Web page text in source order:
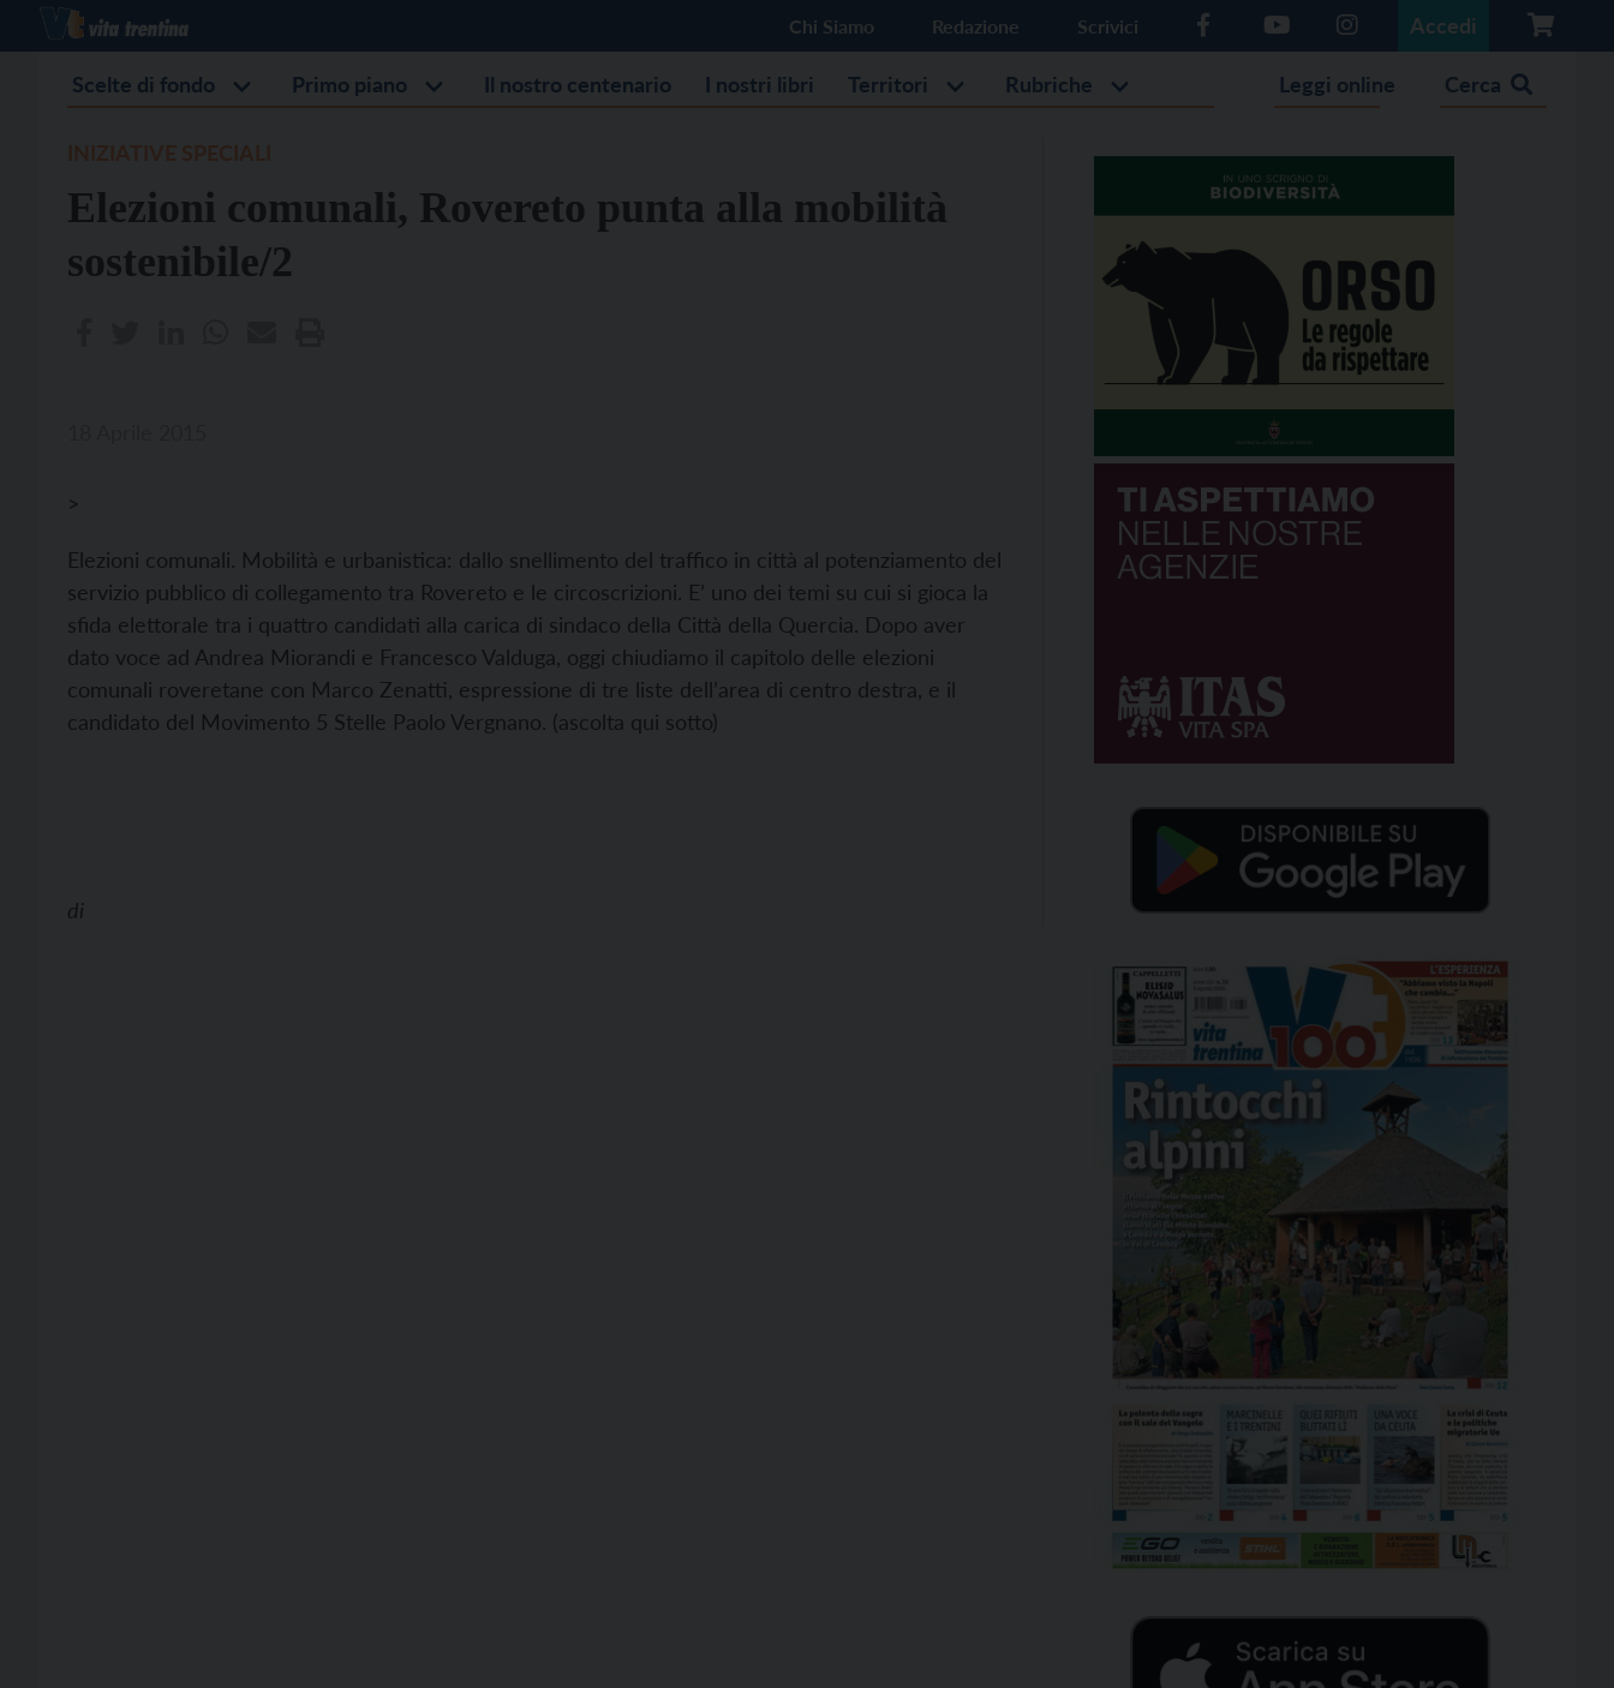
Chi Siamo Redazione Scrivici Accedi
Scelte di fondo Primo piano Il nostro centenario I nostri libri Territori Rubriche Leggi online Cerca
Elezioni comunali, Rovereto punta alla mobilità
sostenibile/2
>
Elezioni comunali. Mobilità e urbanistica: dallo snellimento del traffico in città al potenziamento del
servizio pubblico di collegamento tra Rovereto e le circoscrizioni. E’ uno dei temi su cui si gioca la
sfida elettorale tra i quattro candidati alla carica di sindaco della Città della Quercia. Dopo aver
dato voce ad Andrea Miorandi e Francesco Valduga, oggi chiudiamo il capitolo delle elezioni
comunali roveretane con Marco Zenatti, espressione di tre liste dell’area di centro destra, e il
candidato del Movimento 5 Stelle Paolo Vergnano. (ascolta qui sotto)
di